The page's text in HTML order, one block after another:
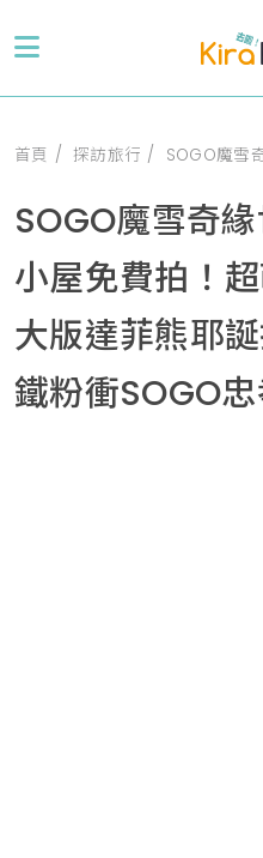
首頁 探訪旅行 SOGO魔雪奇緣世界、達菲夢
SOGO魔雪奇
小屋免費拍！
大版達菲熊耶
鐵粉衝SOGO